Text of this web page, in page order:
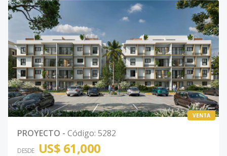
VENTA
PROYECTO - Código: 5282
DESDE US$ 61,000